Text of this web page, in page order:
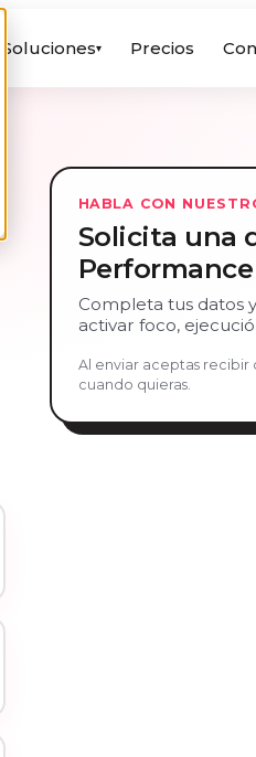
Soluciones▾ Precios
HABLA CON
Solicita una
Performance
Completa tus datos
activar foco,
Al enviar aceptas
cuando quieras.